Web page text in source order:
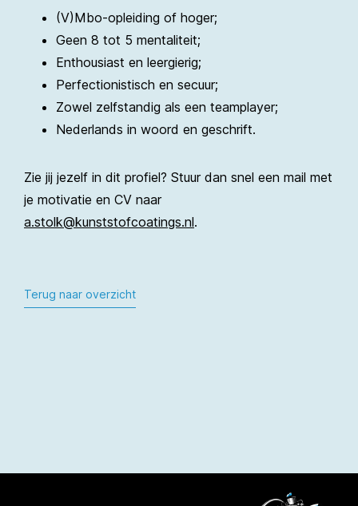
(V)Mbo-opleiding of hoger;
Geen 8 tot 5 mentaliteit;
Enthousiast en leergierig;
Perfectionistisch en secuur;
Zowel zelfstandig als een teamplayer;
Nederlands in woord en geschrift.
Zie jij jezelf in dit profiel? Stuur dan snel een mail met
je motivatie en CV naar
a.stolk@kunststofcoatings.nl.
Terug naar overzicht